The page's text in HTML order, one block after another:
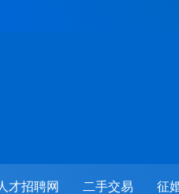
才招聘网 二手交易 征